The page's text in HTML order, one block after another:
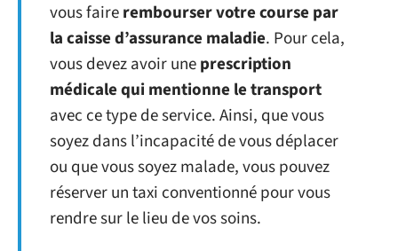
vous fairerembourser votre course par
la caisse d’assurance maladie. Pour cela,
vous devez avoir uneprescription
médicale qui mentionne le transport
avec ce type de service. Ainsi, que vous
soyez dans l’incapacité de vous déplacer
ou que vous soyez malade, vous pouvez
réserver un taxi conventionné pour vous
rendre sur le lieu de vos soins.